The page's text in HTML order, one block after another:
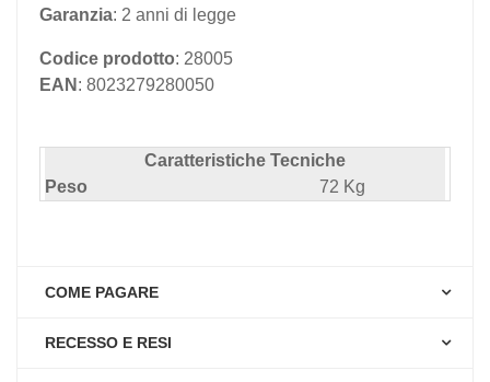
Garanzia: 2 anni di legge
Codice prodotto: 28005
EAN : 8023279280050
Caratteristiche Tecniche
Peso
72 Kg
COME PAGARE
RECESSO E RESI